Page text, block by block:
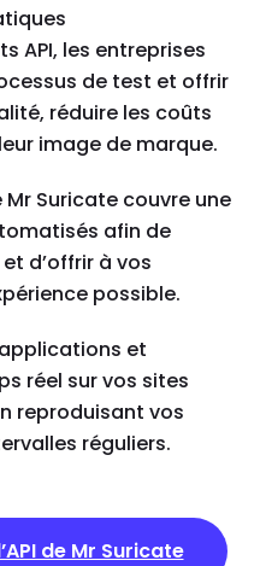
API, les entreprises
de test et offrir
réduire les coûts
image de marque.
Suricate couvre une
afin de
d’offrir à vos
possible.
et
réel sur vos sites
reproduisant vos
réguliers.
de Mr Suricate